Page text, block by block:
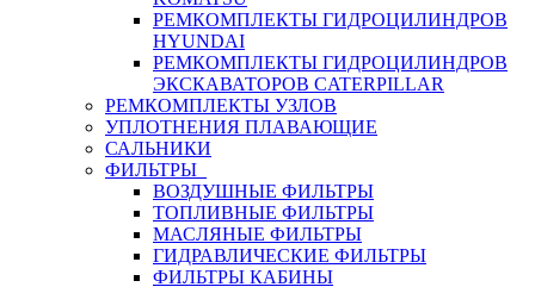
РЕМКОМПЛЕКТЫ ГИДРОЦИЛИНДРОВ
HYUNDAI
РЕМКОМПЛЕКТЫ ГИДРОЦИЛИНДРОВ
ЭКСКАВАТОРОВ CATERPILLAR
РЕМКОМПЛЕКТЫ УЗЛОВ
УПЛОТНЕНИЯ ПЛАВАЮЩИЕ
САЛЬНИКИ
ФИЛЬТРЫ
ВОЗДУШНЫЕ ФИЛЬТРЫ
ТОПЛИВНЫЕ ФИЛЬТРЫ
МАСЛЯНЫЕ ФИЛЬТРЫ
ГИДРАВЛИЧЕСКИЕ ФИЛЬТРЫ
ФИЛЬТРЫ КАБИНЫ